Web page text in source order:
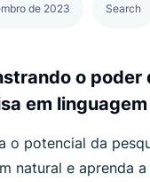
de 2023 Search
o poder
em
o potencial da
natural e aprenda